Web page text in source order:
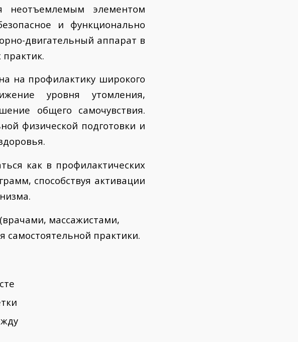
неотъемлемым элементом
и функционально
двигательный аппарат в
на профилактику широкого
уровня утомления,
общего самочувствия.
физической подготовки и
как в профилактических
способствуя активации
массажистами,
практики.